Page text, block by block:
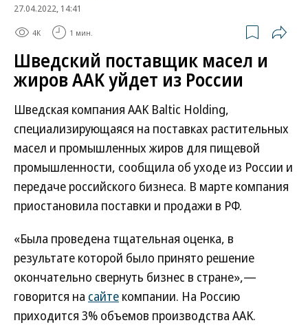
27.04.2022, 14:41
4K 1 мин.
Шведский поставщик масел и
жиров AAK уйдет из России
Шведская компания AAK Baltic Holding,
специализирующаяся на поставках растительных
масел и промышленных жиров для пищевой
промышленности, сообщила об уходе из России и
передаче российского бизнеса. В марте компания
приостановила поставки и продажи в РФ.
«Была проведена тщательная оценка, в
результате которой было принято решение
окончательно свернуть бизнес в стране»,—
говорится на сайте компании. На Россию
приходится 3% объемов производства AAK.